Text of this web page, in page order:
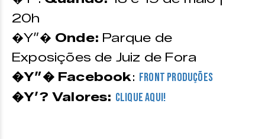
20h
�Y”� Onde: Parque de
Exposições de Juiz de Fora
�Y”� Facebook: Front Produções
�Y’? Valores: CLIQUE AQUI!